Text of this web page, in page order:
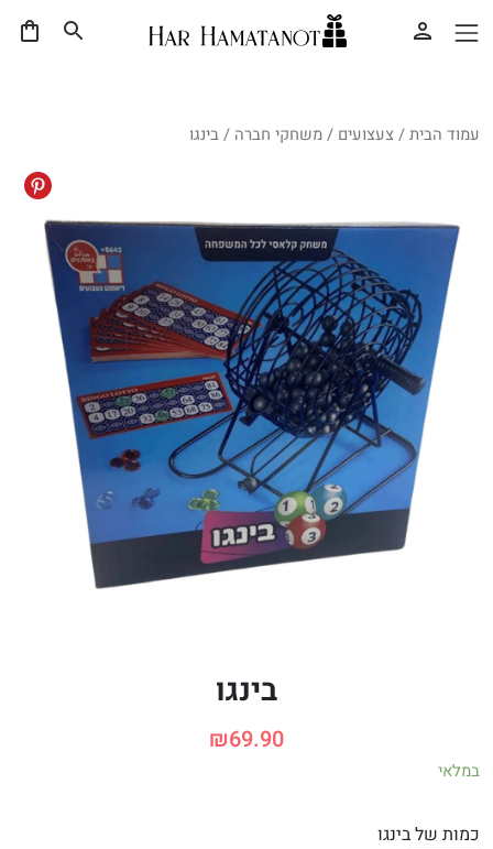
עמוד הבית/צעצועים /משחקי חברה / בינגו
בינגו
₪69.90
במלאי
כמות של בינגו